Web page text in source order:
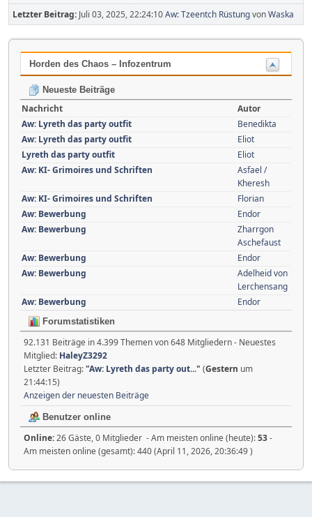
Letzter Beitrag: Juli 03, 2025, 22:24:10Aw: Tzeentch RüstungvonWaska
Horden des Chaos – Infozentrum
Neueste Beiträge
Nachricht
Autor
Aw: Lyreth das party outfit
Benedikta
Aw: Lyreth das party outfit
Eliot
Lyreth das party outfit
Eliot
Aw: KI- Grimoires und Schriften
Asfael /
Kheresh
Aw: KI- Grimoires und Schriften
Florian
Aw: Bewerbung
Endor
Aw: Bewerbung
Zharrgon
Aschefaust
Aw: Bewerbung
Endor
Aw: Bewerbung
Adelheid von
Lerchensang
Aw: Bewerbung
Endor
Forumstatistiken
92.131 Beiträge in 4.399 Themen von 648 Mitgliedern - Neuestes
Mitglied: HaleyZ3292
Letzter Beitrag:"Aw: Lyreth das party out..." (Gestern um
21:44:15)
Anzeigen der neuesten Beiträge
Benutzer online
Online:26 Gäste, 0 Mitglieder - Am meisten online (heute):53-
Am meisten online (gesamt): 440 (April 11, 2026, 20:36:49 )